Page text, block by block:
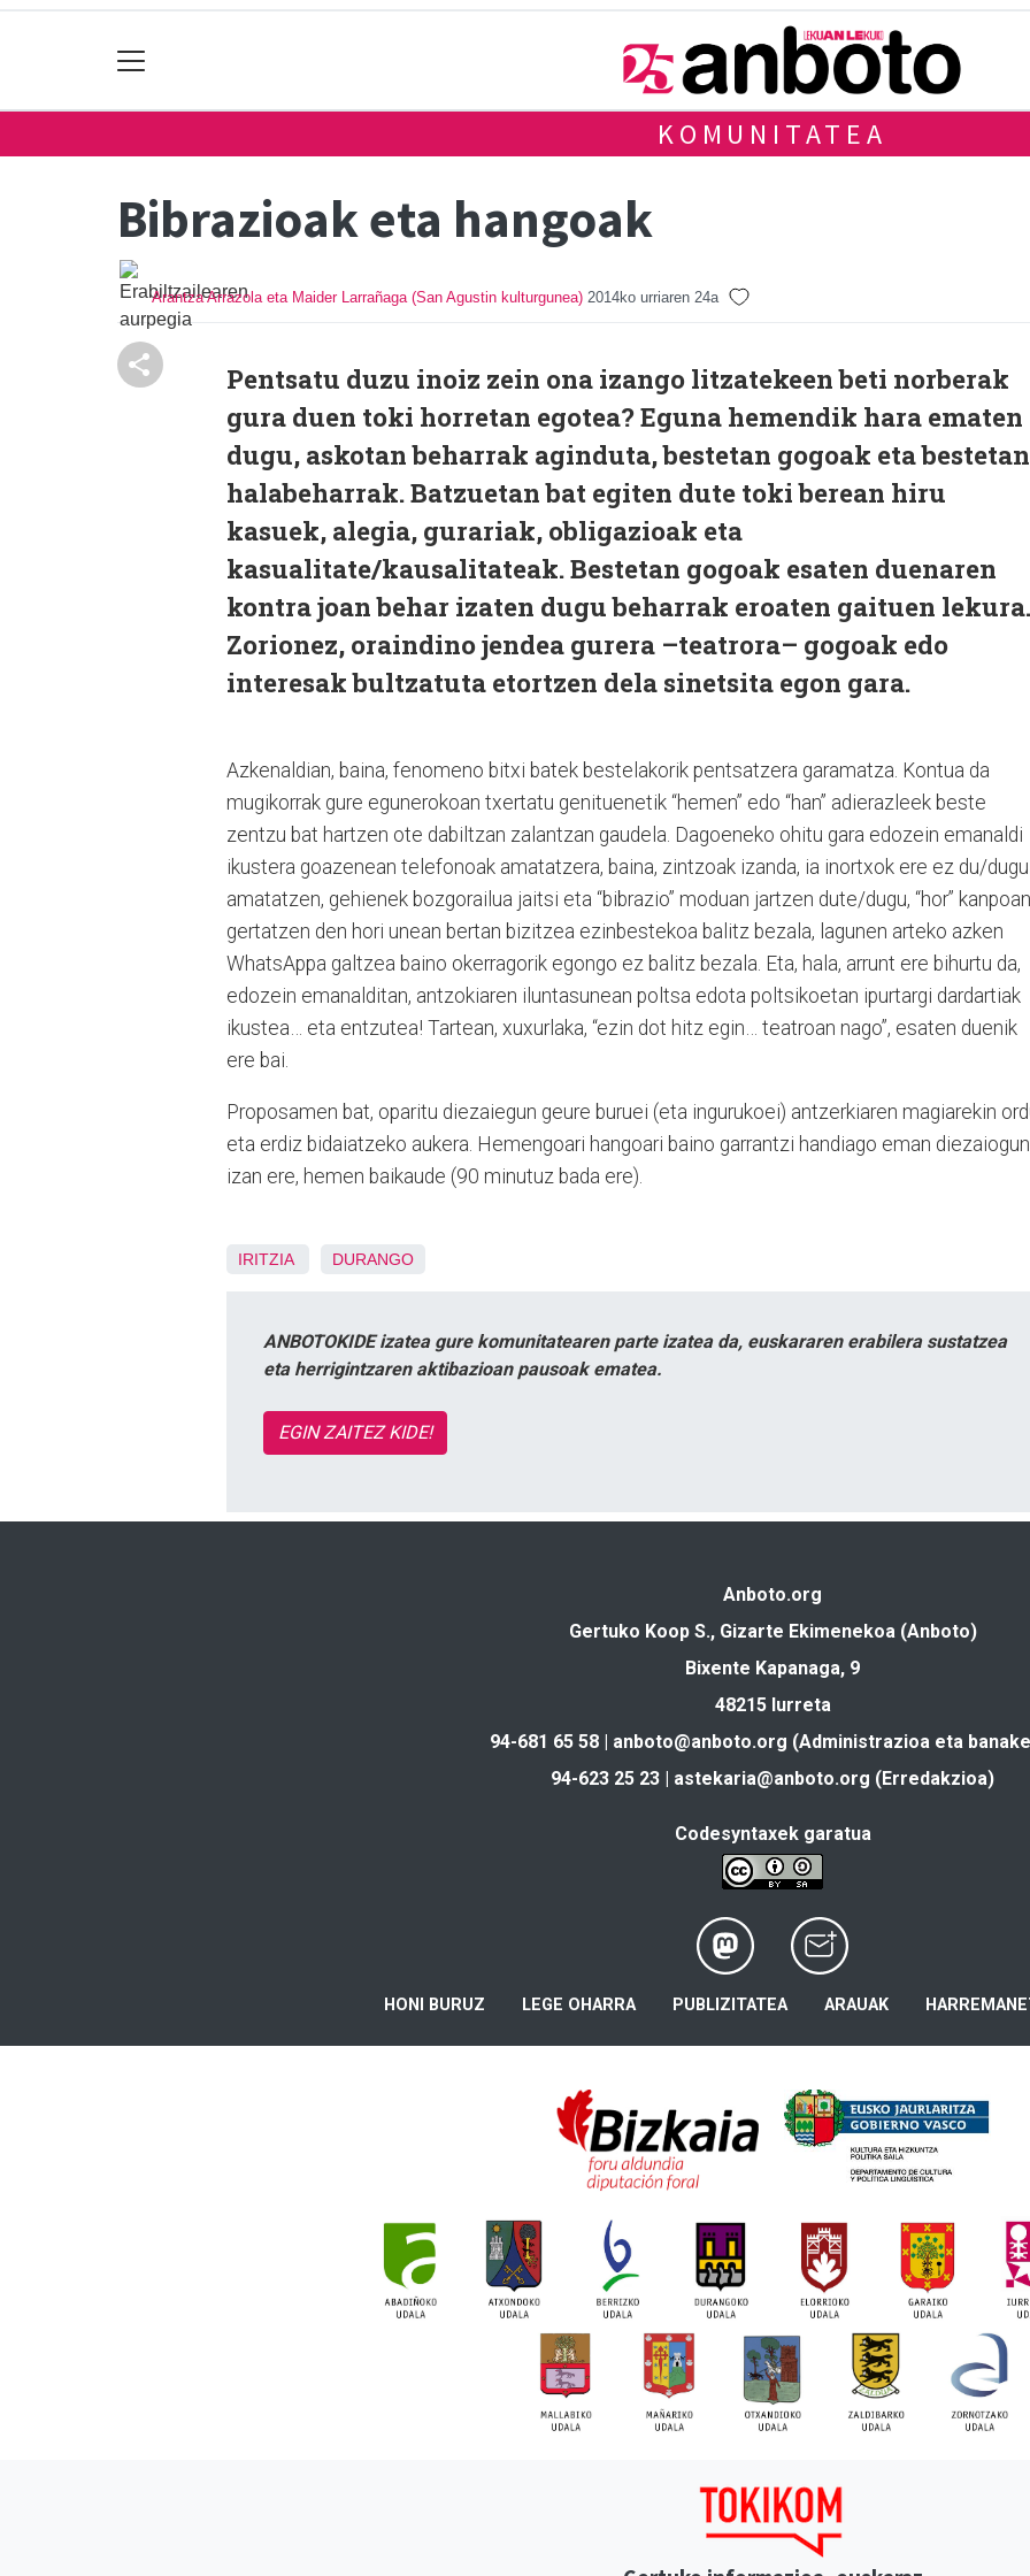
KOMUNITATEA
Bibrazioak eta hangoak
Arantza Arrazola eta Maider Larrañaga (San Agustin kulturgunea) 2014ko urriaren 24a
Pentsatu duzu inoiz zein ona izango litzatekeen beti norberak
gura duen toki horretan egotea? Eguna hemendik hara ematen
dugu, askotan beharrak aginduta, bestetan gogoak eta bestetan
halabeharrak. Batzuetan bat egiten dute toki berean hiru
kasuek, alegia, gurariak, obligazioak eta
kasualitate/kausalitateak. Bestetan gogoak esaten duenaren
kontra joan behar izaten dugu beharrak eroaten gaituen lekura.
Zorionez, oraindino jendea gurera –teatrora– gogoak edo
interesak bultzatuta etortzen dela sinetsita egon gara.
Azkenaldian, baina, fenomeno bitxi batek bestelakorik pentsatzera garamatza. Kontua da
mugikorrak gure egunerokoan txertatu genituenetik “hemen” edo “han” adierazleek beste
zentzu bat hartzen ote dabiltzan zalantzan gaudela. Dagoeneko ohitu gara edozein emanaldi
ikustera goazenean telefonoak amatatzera, baina, zintzoak izanda, ia inortxok ere ez du/dugu
amatatzen, gehienek bozgorailua jaitsi eta “bibrazio” moduan jartzen dute/dugu, “hor” kanpoan
gertatzen den hori unean bertan bizitzea ezinbestekoa balitz bezala, lagunen arteko azken
WhatsAppa galtzea baino okerragorik egongo ez balitz bezala. Eta, hala, arrunt ere bihurtu da,
edozein emanalditan, antzokiaren iluntasunean poltsa edota poltsikoetan ipurtargi dardartiak
ikustea… eta entzutea! Tartean, xuxurlaka, “ezin dot hitz egin… teatroan nago”, esaten duenik
ere bai.
Proposamen bat, oparitu diezaiegun geure buruei (eta ingurukoei) antzerkiaren magiarekin
eta erdiz bidaiatzeko aukera. Hemengoari hangoari baino garrantzi handiago eman
izan ere, hemen baikaude (90 minutuz bada ere).
IRITZIA DURANGO
ANBOTOKIDE izatea gure komunitatearen parte izatea da, euskararen erabilera sustatzea
eta herrigintzaren aktibazioan pausoak ematea.
EGIN ZAITEZ KIDE!
Anboto.org
Gertuko Koop S., Gizarte Ekimenekoa (Anboto)
Bixente Kapanaga, 9
48215 Iurreta
94-681 65 58 | anboto@anboto.org (Administrazioa eta
94-623 25 23 | astekaria@anboto.org (Erredakzioa)
Codesyntaxek garatua
HONI BURUZ LEGE OHARRA PUBLIZITATEA ARAUAK